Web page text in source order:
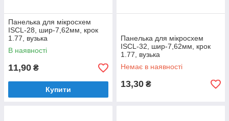
Панелька для мікросхем
ISCL-28, шир-7,62мм, крок
1.77, вузька
В наявності
11,90 ₴
Купити
Панелька для мікросхем
ISCL-32, шир-7,62мм, крок
1.77, вузька
Немає в наявності
13,30 ₴